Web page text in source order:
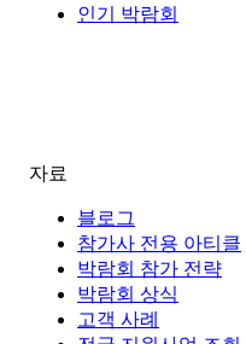
인기 박람회
자료
블로그
참가사 전용 아티클
박람회 참가 전략
박람회 상식
고객 사례